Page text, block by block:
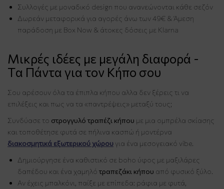
Συλλογές με μοναδικό design που ανανεώνονται κάθε σεζόν
Δωρεάν μεταφορικά για αγορές άνω των 49€ & Άμεση
παράδοση με Box Now & άτοκες δόσεις με Klarna
Μικρές ιδέες με μεγάλη διαφορά -
Tα Πάντα για τον Κήπο σου
Σου αρέσουν όλα τα έπιπλα κήπου αλλα δεν ξέρεις τι να
επιλέξεις και πως να τα «παντρέψεις» μεταξύ τους;
Συνδύασε το στρογγυλό τραπέζι κήπου με μια ομπρέλα σκίασης
και τοποθέτησε φυτά σε πήλινα κασπώ ή μοντέρνα
διακοσμητικά εξωτερικού χώρου για ένα μεσογειακό vibe.
Δημιούργησε ένα καθιστικό σε boho ύφος με μαξιλάρες
δαπέδου και ένα χαμηλό τραπεζάκι κήπου από φυσικό ξύλο.
Αν έχεις μπαλκόνι, παίξε με επίπεδα: ράφια με φυτά,